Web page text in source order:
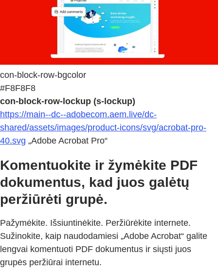
con-block-row-bgcolor
#F8F8F8
con-block-row-lockup (s-lockup)
https://main--dc--adobecom.aem.live/dc-
shared/assets/images/product-icons/svg/acrobat-pro-
40.svg „Adobe Acrobat Pro“
Komentuokite ir žymėkite PDF
dokumentus, kad juos galėtų
peržiūrėti grupė.
Pažymėkite. Išsiuntinėkite. Peržiūrėkite internete.
Sužinokite, kaip naudodamiesi „Adobe Acrobat“ galite
lengvai komentuoti PDF dokumentus ir siųsti juos
grupės peržiūrai internetu.